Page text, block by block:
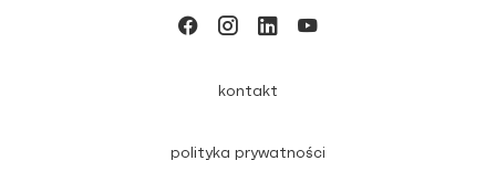
kontakt
polityka prywatności